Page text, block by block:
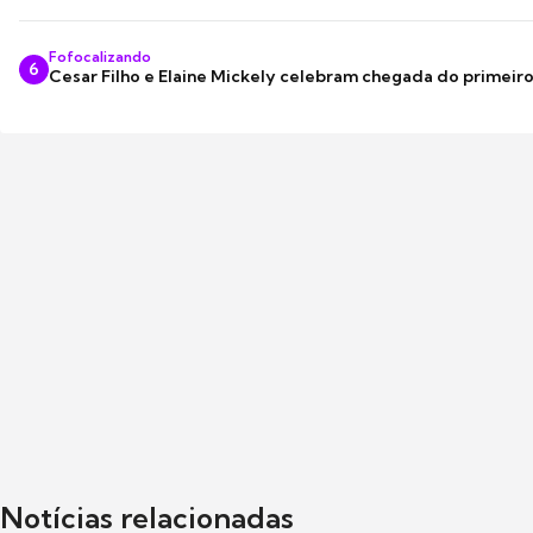
6
Fofocalizando
Cesar Filho e Elaine Mickely celebram chegada do
Notícias relacionadas